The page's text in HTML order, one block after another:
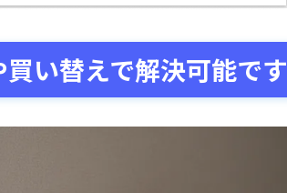
い替えで解決可能です